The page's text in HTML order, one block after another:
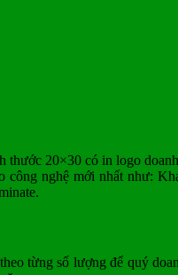
20×30 có in logo
công nghệ mới nhất như:
từng số lượng để quý